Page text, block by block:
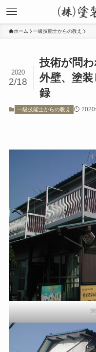
ホーム 一級技能士からの教え
技術が問
外壁、塗
録
2020
2/18
一級技能士からの教え 2020